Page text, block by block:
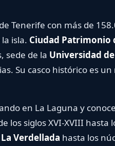
Tenerife con más de
isla.Ciudad Patrimonio
sede de laUniversidad de
Su casco histórico es
en La Laguna y
los siglos XVI-XVIII hasta
Verdelladahasta los